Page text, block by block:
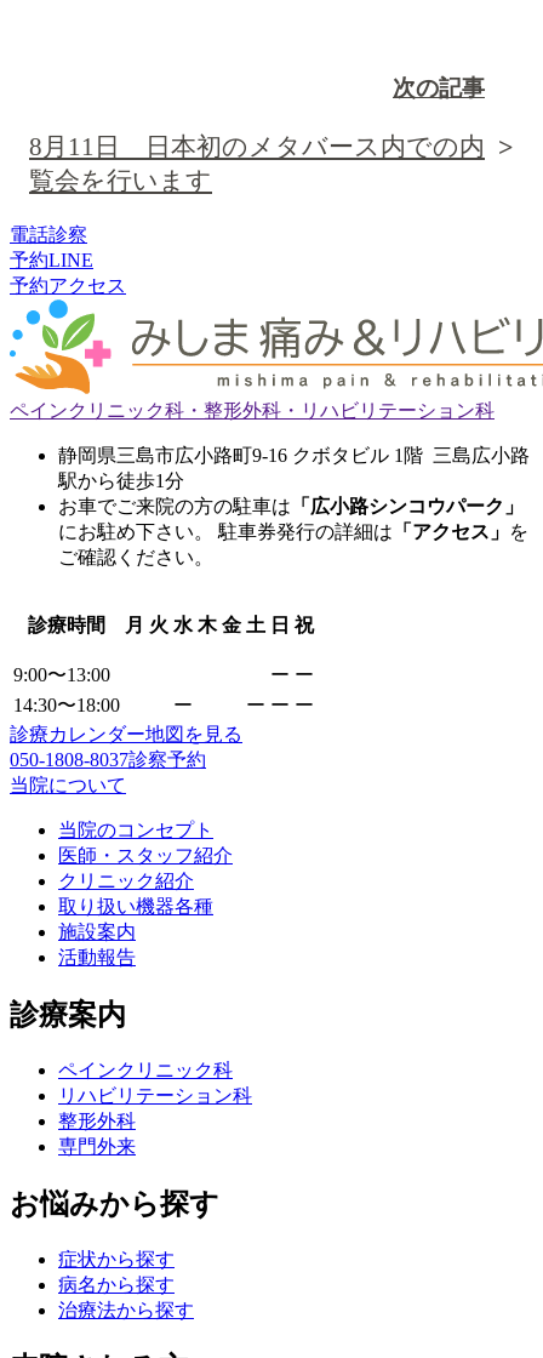
次の記事
8月11日 日本初のメタバース内での内
覧会を行います
電話診察
予約LINE
予約アクセス
ペインクリニック科・整形外科・リハビリテーション科
静岡県三島市広小路町9-16 クボタビル 1階 三島広小路
駅から徒歩1分
お車でご来院の方の駐車は 「広小路シンコウパーク」
にお駐め下さい。 駐車券発行の詳細は 「アクセス」 を
ご確認ください。
診療時間 月 火 水 木 金 土 日 祝
9:00〜13:00 ー ー
14:30〜18:00
ー ー ー ー
診療カレンダー地図を見る
050-1808-8037診察予約
当院について
当院のコンセプト
医師・スタッフ紹介
クリニック紹介
取り扱い機器各種
施設案内
活動報告
診療案内
ペインクリニック科
リハビリテーション科
整形外科
専門外来
お悩みから探す
症状から探す
病名から探す
治療法から探す